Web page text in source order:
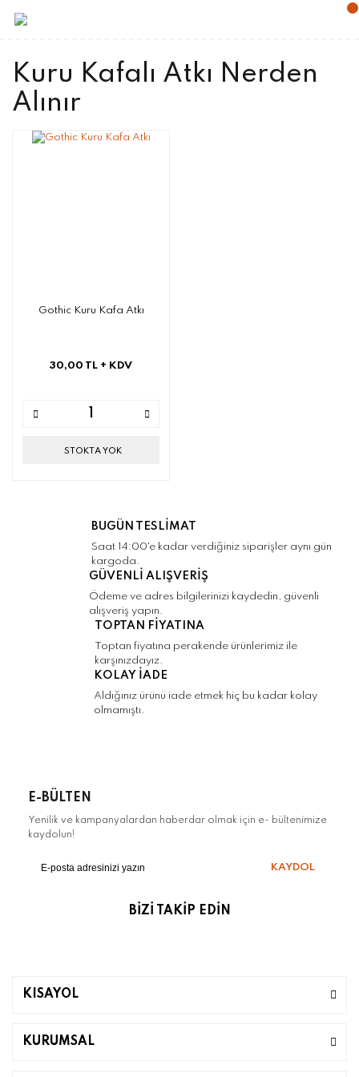
Kuru Kafalı Atkı Nerden
Alınır
Gothic Kuru Kafa Atkı
30,00 TL + KDV
STOKTA YOK
BUGÜN TESLİMAT
Saat 14:00'e kadar verdiğiniz siparişler aynı gün
kargoda.
GÜVENLİ ALIŞVERİŞ
Ödeme ve adres bilgilerinizi kaydedin, güvenli
alışveriş yapın.
TOPTAN FİYATINA
Toptan fiyatına perakende ürünlerimiz ile
karşınızdayız.
KOLAY İADE
Aldığınız ürünü iade etmek hiç bu kadar kolay
olmamıştı.
E-BÜLTEN
Yenilik ve kampanyalardan haberdar olmak için e- bültenimize
kaydolun!
KAYDOL
BİZİ TAKİP EDİN
KISAYOL
KURUMSAL